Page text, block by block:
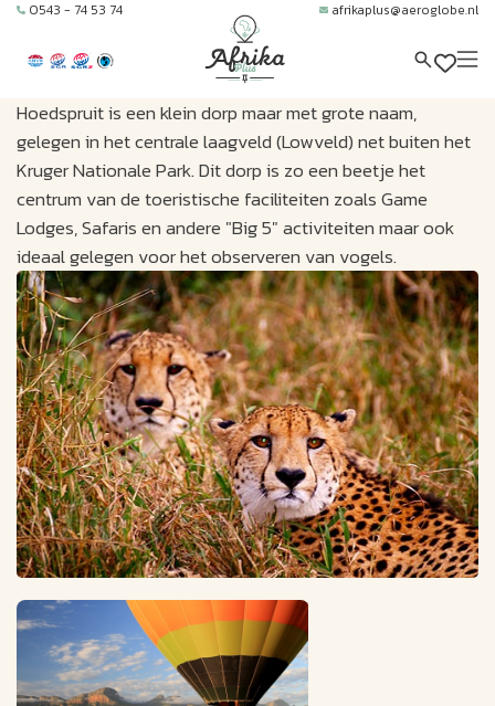
0543 - 74 53 74 afrikaplus@aeroglobe.nl
Hoedspruit is een klein dorp maar met grote naam,
gelegen in het centrale laagveld (Lowveld) net buiten het
Kruger Nationale Park. Dit dorp is zo een beetje het
centrum van de toeristische faciliteiten zoals Game
Lodges, Safaris en andere "Big 5" activiteiten maar ook
ideaal gelegen voor het observeren van vogels.